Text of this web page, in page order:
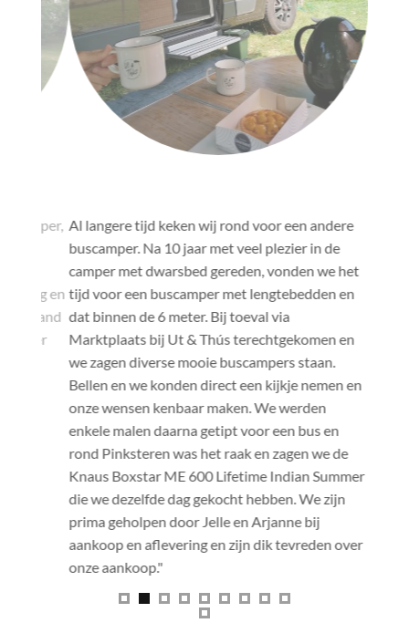
en
"
Al langere tijd keken wij rond voor een andere
buscamper. Na 10 jaar met veel plezier in de
camper met dwarsbed gereden, vonden we het
tijd voor een buscamper met lengtebedden en
dat binnen de 6 meter. Bij toeval via
Marktplaats bij Ut & Thús terechtgekomen en
we zagen diverse mooie buscampers staan.
Bellen en we konden direct een kijkje nemen en
onze wensen kenbaar maken. We werden
enkele malen daarna getipt voor een bus en
rond Pinksteren was het raak en zagen we de
Knaus Boxstar ME 600 Lifetime Indian Summer
die we dezelfde dag gekocht hebben. We zijn
prima geholpen door Jelle en Arjanne bij
aankoop en aflevering en zijn dik tevreden over
onze aankoop."
"Al enige
wens
was
mede
over te